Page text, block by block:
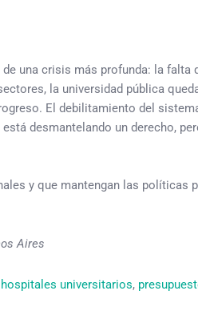
una crisis más profunda: la falta
la universidad pública
El debilitamiento del
desmantelando un derecho,
y que mantengan las políticas
Aires
hospitales universitarios,